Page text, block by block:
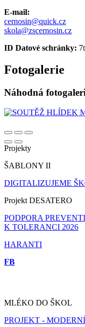
E-mail:
cernosin@quick.cz
skola@zscernosin.cz
ID Datové schránky:
Fotogalerie
Náhodná
Projekty
ŠABLONY II
DIGITALIZUJEME
Projekt DESATERO
PODPORA
K TOLERANCI 2026
HARANTI
FB
MLÉKO DO ŠKOL
PROJEKT -